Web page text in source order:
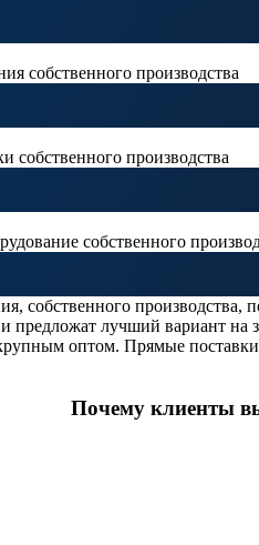
собственного производства
собственного производства
собственного
собственного
лучший вариант
оптом. Прямые
Почему клиенты